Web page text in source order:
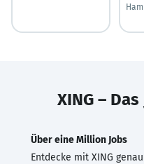
XING –
Über eine Million Jobs
Entdecke mit XING